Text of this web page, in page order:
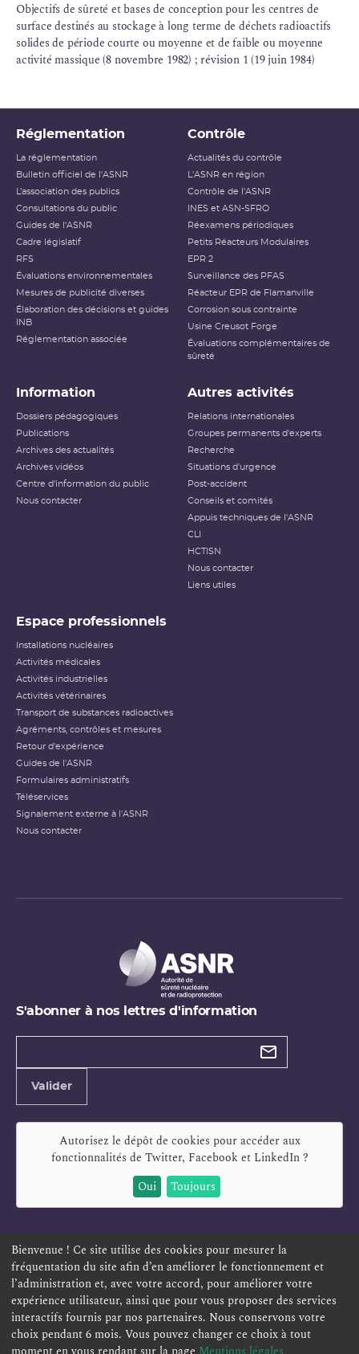
Objectifs de sûreté et bases de conception pour les centres de
surface destinés au stockage à long terme de déchets radioactifs
solides de période courte ou moyenne et de faible ou moyenne
activité massique (8 novembre 1982) ; révision 1 (19 juin 1984)
Réglementation
La réglementation
Bulletin officiel de l'ASNR
L’association des publics
Consultations du public
Guides de l'ASNR
Cadre législatif
RFS
Évaluations environnementales
Mesures de publicité diverses
Élaboration des décisions et guides
INB
Réglementation associée
Contrôle
Actualités du contrôle
L'ASNR en région
Contrôle de l'ASNR
INES et ASN-SFRO
Réexamens périodiques
Petits Réacteurs Modulaires
EPR 2
Surveillance des PFAS
Réacteur EPR de Flamanville
Corrosion sous contrainte
Usine Creusot Forge
Évaluations complémentaires de
sûreté
Information
Dossiers pédagogiques
Publications
Archives des actualités
Archives vidéos
Centre d'information du public
Nous contacter
Autres activités
Relations internationales
Groupes permanents d'experts
Recherche
Situations d'urgence
Post-accident
Conseils et comités
Appuis techniques de l'ASNR
CLI
HCTISN
Nous contacter
Liens utiles
Espace professionnels
Installations nucléaires
Activités médicales
Activités industrielles
Activités vétérinaires
Transport de substances radioactives
Agréments, contrôles et mesures
Retour d'expérience
Guides de l'ASNR
Formulaires administratifs
Téléservices
Signalement externe à l'ASNR
Nous contacter
S'abonner à nos lettres d'information
Types de
Valider
Autorisez le dépôt de cookies pour accéder aux
fonctionnalités de Twitter, Facebook et LinkedIn?
Oui
Toujours
ESPACE PERSONNEL OFFRES D'EMPLOI SIGNALEMENT
TÉLÉSERVICES PLAN DU SITE
ACCESSIBILITÉ POLITIQUE DE CONFIDENTIALITÉ
MENTIONS LÉGALES CONTACT
Bienvenue ! Ce site utilise des cookies pour mesurer la
fréquentation du site afin d’en améliorer le fonctionnement et
l’administration et, avec votre accord, pour améliorer votre
expérience utilisateur, ainsi que pour vous proposer des services
interactifs fournis par nos partenaires. Nous conservons votre
choix pendant 6 mois. Vous pouvez changer ce choix à tout